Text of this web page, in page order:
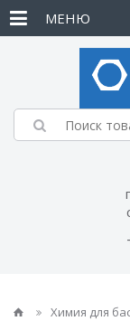
МЕНЮ
Химия для